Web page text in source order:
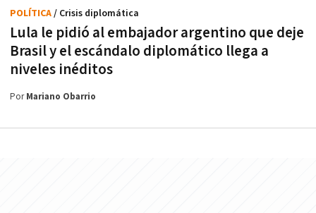
Lula le pidió al embajador argentino que deje
Brasil y el escándalo diplomático llega a
niveles inéditos
POLÍTICA/ Crisis diplomática
PorMariano Obarrio